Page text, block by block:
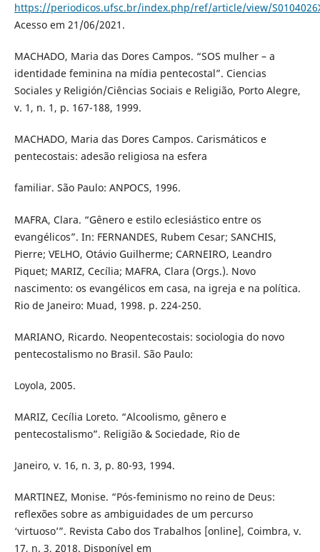
https://periodicos.ufsc.br/index.php/ref/article/view/
Acesso em 21/06/2021.
MACHADO, Maria das Dores Campos. “SOS mulher – a
identidade feminina na mídia pentecostal”. Ciencias
Sociales y Religión/Ciências Sociais e Religião, Porto Alegre,
v. 1, n. 1, p. 167-188, 1999.
MACHADO, Maria das Dores Campos. Carismáticos e
pentecostais: adesão religiosa na esfera
familiar. São Paulo: ANPOCS, 1996.
MAFRA, Clara. “Gênero e estilo eclesiástico entre os
evangélicos”. In: FERNANDES, Rubem Cesar; SANCHIS,
Pierre; VELHO, Otávio Guilherme; CARNEIRO, Leandro
Piquet; MARIZ, Cecília; MAFRA, Clara (Orgs.). Novo
nascimento: os evangélicos em casa, na igreja e na política.
Rio de Janeiro: Muad, 1998. p. 224-250.
MARIANO, Ricardo. Neopentecostais: sociologia do novo
pentecostalismo no Brasil. São Paulo:
Loyola, 2005.
MARIZ, Cecília Loreto. “Alcoolismo, gênero e
pentecostalismo”. Religião & Sociedade, Rio de
Janeiro, v. 16, n. 3, p. 80-93, 1994.
MARTINEZ, Monise. “Pós-feminismo no reino de Deus:
reflexões sobre as ambiguidades de um percurso
‘virtuoso’”. Revista Cabo dos Trabalhos [online], Coimbra, v.
17, n. 3, 2018. Disponível em